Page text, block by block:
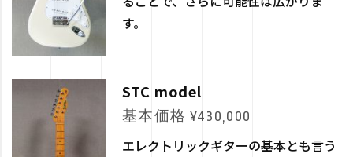
す。
STC model
基本価格 ¥430,000
エレクトリックギターの基本とも言う